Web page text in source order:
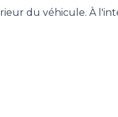
du véhicule. À